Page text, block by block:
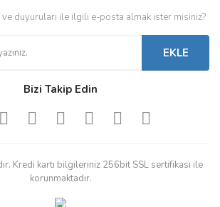
ve duyuruları ile ilgili e-posta almak ister misiniz?
EKLE
Bizi Takip Edin
Kredi kartı bilgileriniz 256bit SSL sertifikası ile
korunmaktadır.